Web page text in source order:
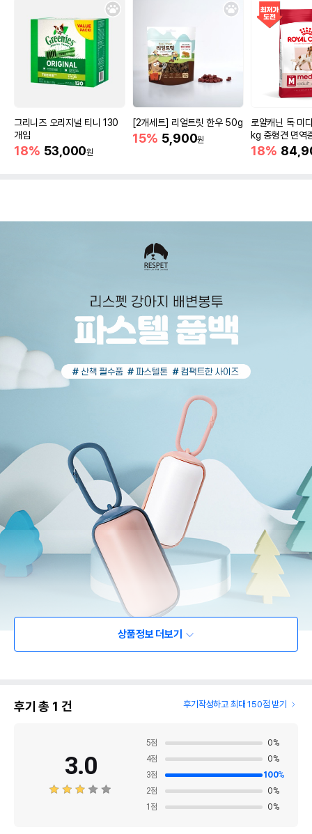
그리니즈 오리지널 티니 130
개입
18% 53,000원
[2개세트] 리얼트릿 한우 50g
15% 5,900원
로얄캐닌 독 미
kg 중형견 면역
18%
상품정보 더보기
후기 총 1 건 후기작성하고 최대 150점 받기
3.0
5점 0%
4점 0%
3점 100%
2점 0%
1 점 0%